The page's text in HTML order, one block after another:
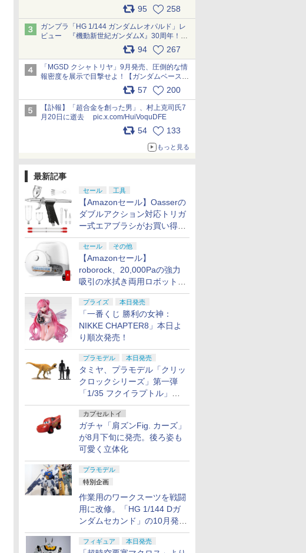
は「超合金」！ pic.x.com/uWyt1uyuFm
95 258
ガンプラ「HG 1/144 ガンダムレオパルド」レ
ビュー 『機動新世紀ガンダムX』30周年！イ
ンナーアームガトリングの変形機構まで再現し
最新フォーマットでキット化！
pic.x.com/nszPIDTpbg
94 267
「MGSD クシャトリヤ」9月発売、圧倒的な情
報密度を展示で目撃せよ！【ガンダムベース撮
り下ろし】 pic.x.com/3rPjsfk7qZ
57 200
【訃報】「超合金を創った男」、村上克司氏7
月20日に逝去 pic.x.com/HuiVoquDFE
54 133
もっと見る
最新記事
セール 工具
【Amazonセール】Oasserの
ダブルアクション対応トリガ
ー式エアブラシがお買い得価
格で登場！
セール その他
【Amazonセール】
roborock、20,000Paの強力
吸引の水拭き両用ロボット掃
除機「Qrevo Curv 2 Flow」
がお買い得！
プライズ 本日発売
「一番くじ 勝利の女神：
NIKKE CHAPTER8」本日よ
り順次発売！
プラモデル 本日発売
タミヤ、プラモデル「クリッ
クロックシリーズ」第一弾
「1/35 フクイラプトル」本
日発売！
カプセルトイ
ガチャ「肩ズンFig. カーズ」
が8月下旬に発売。後ろ姿も
可愛く立体化
プラモデル
特別企画
作業用のワークスーツを戦闘
用に改修。「HG 1/144 Dガ
ンダムセカンド」の10月発送
分が予約受付中【ガンダムベ
ース撮り下ろし】
フィギュア 本日発売